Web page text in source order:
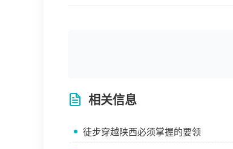
相关信息
徒步穿越陕西必须掌握的要领